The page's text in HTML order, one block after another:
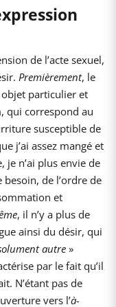
de l’acte sexuel,
Premièrement, le
objet particulier et
qui correspond au
susceptible de
j’ai assez mangé et
n’ai plus envie de
besoin, de l’ordre de
et
, il n’y a plus de
ainsi du désir, qui
autre»
par le fait qu’il
N’étant pas de
vers l’à-